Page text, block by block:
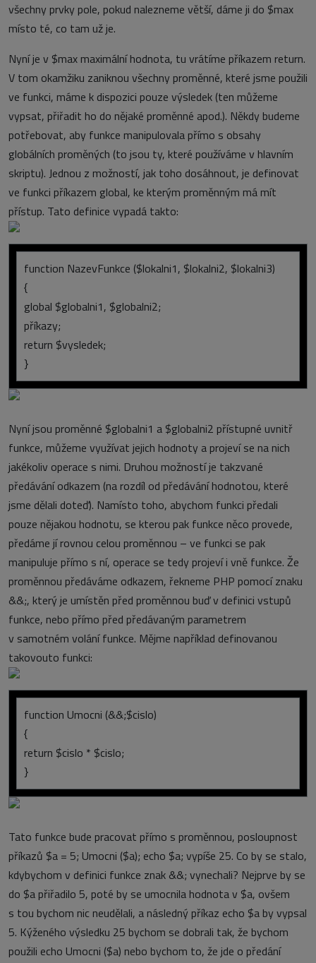
všechny prvky pole, pokud nalezneme větší, dáme ji do $max
místo té, co tam už je.
Nyní je v $max maximální hodnota, tu vrátíme příkazem return.
V tom okamžiku zaniknou všechny proměnné, které jsme použili
ve funkci, máme k dispozici pouze výsledek (ten můžeme
vypsat, přiřadit ho do nějaké proměnné apod.). Někdy budeme
potřebovat, aby funkce manipulovala přímo s obsahy
globálních proměných (to jsou ty, které používáme v hlavním
skriptu). Jednou z možností, jak toho dosáhnout, je definovat
ve funkci příkazem global, ke kterým proměnným má mít
přístup. Tato definice vypadá takto:
function NazevFunkce ($lokalni1, $lokalni2, $lokalni3)
{
global $globalni1, $globalni2;
příkazy;
return $vysledek;
}
Nyní jsou proměnné $globalni1 a $globalni2 přístupné uvnitř
funkce, můžeme využívat jejich hodnoty a projeví se na nich
jakékoliv operace s nimi. Druhou možností je takzvané
předávání odkazem (na rozdíl od předávání hodnotou, které
jsme dělali doteď). Namísto toho, abychom funkci předali
pouze nějakou hodnotu, se kterou pak funkce něco provede,
předáme jí rovnou celou proměnnou – ve funkci se pak
manipuluje přímo s ní, operace se tedy projeví i vně funkce. Že
proměnnou předáváme odkazem, řekneme PHP pomocí znaku
&&;, který je umístěn před proměnnou buď v definici vstupů
funkce, nebo přímo před předávaným parametrem
v samotném volání funkce. Mějme například definovanou
takovouto funkci:
function Umocni (&&;$cislo)
{
return $cislo * $cislo;
}
Tato funkce bude pracovat přímo s proměnnou, posloupnost
příkazů $a = 5; Umocni ($a); echo $a; vypíše 25. Co by se stalo,
kdybychom v definici funkce znak &&; vynechali? Nejprve by se
do $a přiřadilo 5, poté by se umocnila hodnota v $a, ovšem
s tou bychom nic neudělali, a následný příkaz echo $a by vypsal
5. Kýženého výsledku 25 bychom se dobrali tak, že bychom
použili echo Umocni ($a) nebo bychom to, že jde o předání